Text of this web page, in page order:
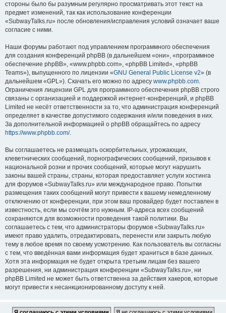
стороны было бы разумным регулярно просматривать этот текст на
предмет изменений, так как использование конференции
«SubwayTalks.ru» после обновления/исправления условий означает ваше
согласие с ними.
Наши форумы работают под управлением программного обеспечения
для создания конференций phpBB (в дальнейшем «они», «программное
обеспечение phpBB», «www.phpbb.com», «phpBB Limited», «phpBB
Teams»), выпущенного по лицензии «GNU General Public License v2» (в
дальнейшем «GPL»). Скачать его можно по адресу www.phpbb.com.
Ограничения лицензии GPL для программного обеспечения phpBB строго
связаны с организацией и поддержкой интернет-конференций, и phpBB
Limited не несёт ответственности за то, что администрация конференций
определяет в качестве допустимого содержания и/или поведения в них.
За дополнительной информацией о phpBB обращайтесь по адресу
https://www.phpbb.com/.
Вы соглашаетесь не размещать оскорбительных, угрожающих,
клеветнических сообщений, порнографических сообщений, призывов к
национальной розни и прочих сообщений, которые могут нарушить
законы вашей страны, страны, которая предоставляет услуги хостинга
для форумов «SubwayTalks.ru» или международное право. Попытки
размещения таких сообщений могут привести к вашему немедленному
отключению от конференции, при этом ваш провайдер будет поставлен в
известность, если мы сочтём это нужным. IP-адреса всех сообщений
сохраняются для возможности проведения такой политики. Вы
соглашаетесь с тем, что администраторы форумов «SubwayTalks.ru»
имеют право удалить, отредактировать, перенести или закрыть любую
тему в любое время по своему усмотрению. Как пользователь вы согласны
с тем, что введённая вами информация будет храниться в базе данных.
Хотя эта информация не будет открыта третьим лицам без вашего
разрешения, ни администрация конференции «SubwayTalks.ru», ни
phpBB Limited не может быть ответственна за действия хакеров, которые
могут привести к несанкционированному доступу к ней.